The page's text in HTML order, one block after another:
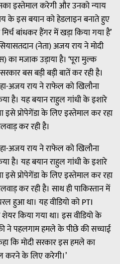
इस्तेमाल करेगी और उनको न्याय
के इस बयान को हेडलाइन बनाते हुए
बांधकर हैंगर में खड़ा किया गया है’
(नेता) अजय राय ने मोदी
का मजाक उड़ाया है। ‘पूरा मुल्क
बस बड़ी बड़ी बातें कर रही है।
अजय राय ने राफेल को खिलौना
है। यह बयान राहुल गांधी के इशारे
इसे प्रोपेगेंडा के लिए इस्तेमाल कर रहा
कर रही है।
अजय राय ने राफेल को खिलौना
है। यह बयान राहुल गांधी के इशारे
इसे प्रोपेगेंडा के लिए इस्तेमाल कर रहा
कर रही है। साथ ही पाकिस्तान में
हुआ था। यह वीडियो को PTI
किया गया था। इस वीडियो के
ने पहलगाम हमले के पीछे की सच्चाई
कि मोदी सरकार इस हमले का
करने के लिए करेगी।’